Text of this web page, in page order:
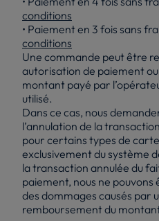
conditions
• Paiement en 3 fois sans
conditions
Une commande peut être
autorisation de paiement
montant payé par
utilisé.
Dans ce cas, nous
l’annulation de la
pour certains types de
exclusivement du système
la transaction annulée du
paiement, nous ne
des dommages causés par
remboursement du